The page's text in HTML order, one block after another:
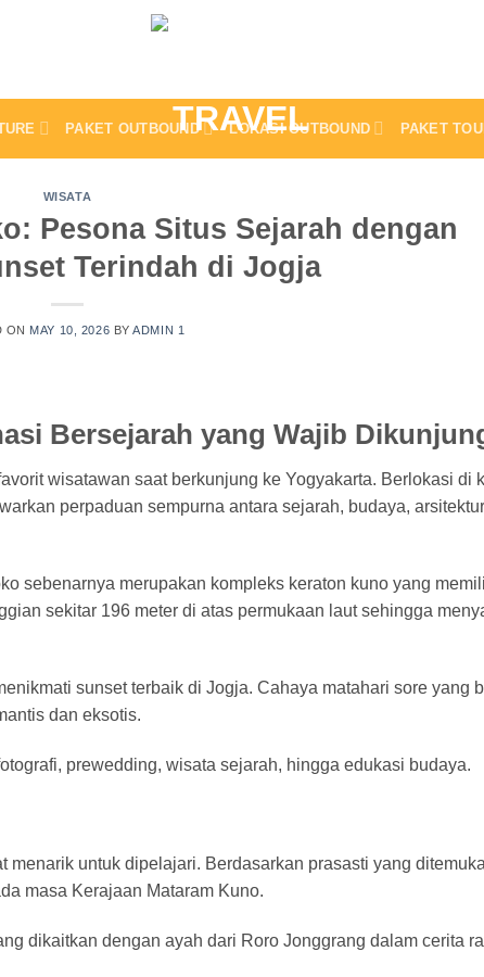
PAKET OUTBOUND LOKASI OUTBOUND PAKET
WISATA
Pesona Situs Sejarah dengan
Terindah di Jogja
ON MAY 10, 2026 BYADMIN 1
Bersejarah yang Wajib
wisatawan saat berkunjung ke Yogyakarta. Berlokasi di
perpaduan sempurna antara sejarah, budaya,
sebenarnya merupakan kompleks keraton kuno yang
sekitar 196 meter di atas permukaan laut sehingga
sunset terbaik di Jogja. Cahaya matahari sore yang
dan eksotis.
prewedding, wisata sejarah, hingga edukasi budaya.
untuk dipelajari. Berdasarkan prasasti yang
masa Kerajaan Mataram Kuno.
dikaitkan dengan ayah dari Roro Jonggrang dalam cerita